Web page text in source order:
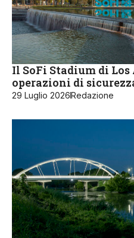
Il SoFi Stadium di
operazioni di
29 Luglio 2026Redazione